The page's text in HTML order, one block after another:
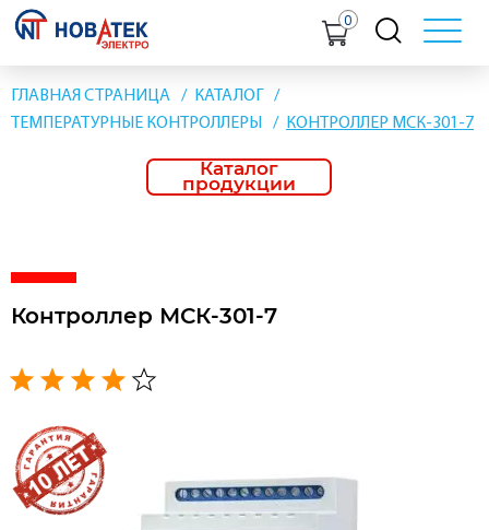
0
ГЛАВНАЯ СТРАНИЦА
КАТАЛОГ
ТЕМПЕРАТУРНЫЕ КОНТРОЛЛЕРЫ
КОНТРОЛЛЕР МСК-301-7
Каталог
продукции
Контроллер МСК-301-7